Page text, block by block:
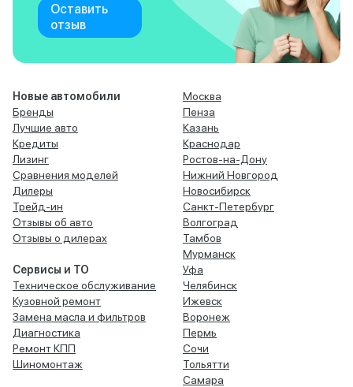
Оставить
отзыв
Новые автомобили
Бренды
Лучшие авто
Кредиты
Лизинг
Сравнения моделей
Дилеры
Трейд-ин
Отзывы об авто
Отзывы о дилерах
Сервисы и ТО
Техническое обслуживание
Кузовной ремонт
Замена масла и фильтров
Диагностика
Ремонт КПП
Шиномонтаж
Москва
Пенза
Казань
Краснодар
Ростов-на-Дону
Нижний Новгород
Новосибирск
Санкт-Петербург
Волгоград
Тамбов
Мурманск
Уфа
Челябинск
Ижевск
Воронеж
Пермь
Сочи
Тольятти
Самара